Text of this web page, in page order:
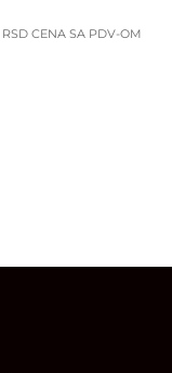
RSD CENA SA PDV-OM